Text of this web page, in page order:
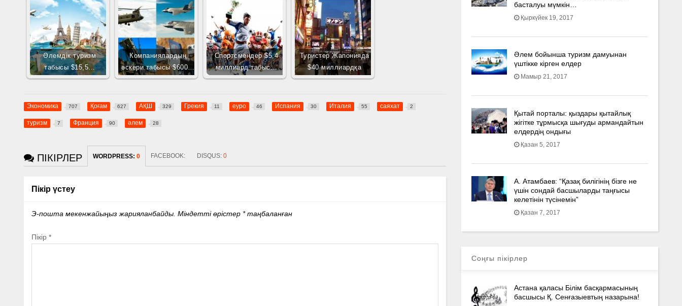
Әлемдік туризм
табысы $15,5…
Компаниялардың
әскери табысы $600…
Спортсмендер $5,4
миллиард табыс…
Туристер Жапонияда
$40 миллиардқа
Экономика 707 Қоғам 627 АҚШ 329 Грекия 11 еуро 46 Испания 30 Италия 55 саяхат 2
туризм 7 Франция 90 әлем 28
ПІКІРЛЕР WORDPRESS:0 FACEBOOK: DISQUS:0
Пікір үстеу
Э-пошта мекенжайыңыз жарияланбайды.Міндетті өрістер *таңбаланған
Пікір*
басталуы мүмкін…
Қыркүйек 19, 2017
Әлем бойынша туризм дамуынан
үштікке кірген елдер
Мамыр 21, 2017
Қытай порталы: қыздары қытайлық
жігітке тұрмысқа шығуды армандайтын
елдердің ондығы
Қазан 5, 2017
А. Атамбаев: “Қазақ билігінің бізге не
үшін сондай басшыларды таңғысы
келетінін түсінемін”
Қазан 7, 2017
Соңғы пікірлер
Астана қаласы Білім басқармасының
басшысы Қ. Сенғазыевтың назарына!